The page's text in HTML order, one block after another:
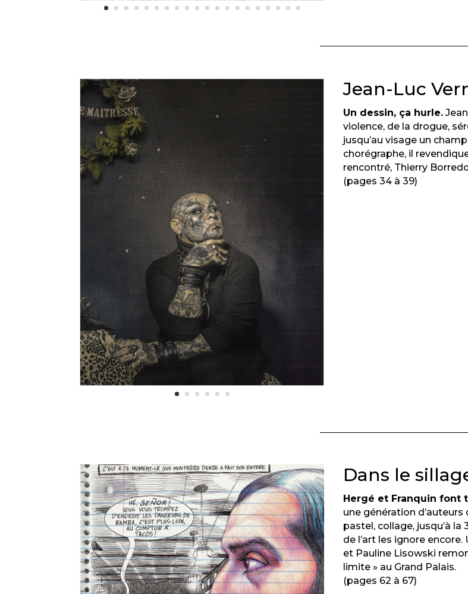
Jean-Luc
Un dessin, ça hurle.
violence, de la drogue,
jusqu’au visage un
chorégraphe, il
rencontré, Thierry
(pages 34 à 39)
Dans le
Hergé et Franquin font
une génération
pastel, collage, jusqu’à
de l’art les ignore
et Pauline Lisowski
limite » au Grand Palais.
(pages 62 à 67)